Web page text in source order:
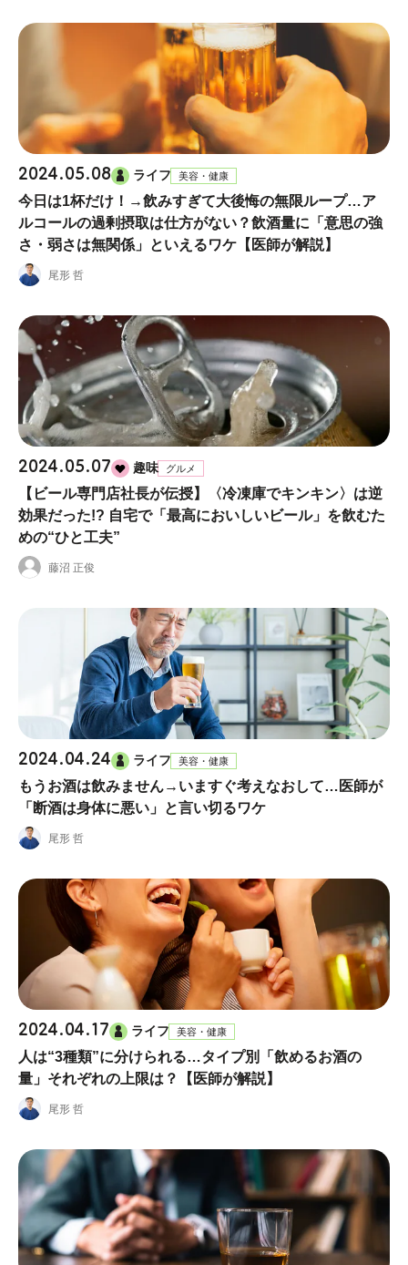
2024.05.08 ライフ 美容・健康
今日は1杯だけ！→飲みすぎて大後悔の無限ループ…ア
ルコールの過剰摂取は仕方がない？飲酒量に「意思の強
さ・弱さは無関係」といえるワケ【医師が解説】
尾形 哲
2024.05.07 趣味 グルメ
【ビール専門店社長が伝授】〈冷凍庫でキンキン〉は逆
効果だった!? 自宅で「最高においしいビール」を飲むた
めの“ひと工夫”
藤沼 正俊
2024.04.24 ライフ 美容・健康
もうお酒は飲みません→いますぐ考えなおして…医師が
「断酒は身体に悪い」と言い切るワケ
尾形 哲
2024.04.17 ライフ 美容・健康
人は“3種類”に分けられる…タイプ別「飲めるお酒の
量」それぞれの上限は？【医師が解説】
尾形 哲